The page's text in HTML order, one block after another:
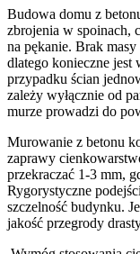
Budowa domu z
zbrojenia w spoinach,
na pękanie. Brak
dlatego konieczne jest
przypadku ścian
zależy wyłącznie od
murze prowadzi do
Murowanie z betonu
zaprawy
przekraczać 1-3 mm,
Rygorystyczne
szczelność budynku.
jakość przegrody